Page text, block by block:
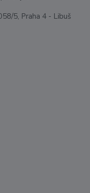
5, Praha 4 - Libuš